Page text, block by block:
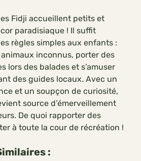
Fidji accueillent petits et
paradisiaque ! Il suffit
règles simples aux enfants :
inconnus, porter des
lors des balades et s’amuser
des guides locaux. Avec un
et un soupçon de curiosité,
source d’émerveillement
De quoi rapporter des
à toute la cour de récréation !
: